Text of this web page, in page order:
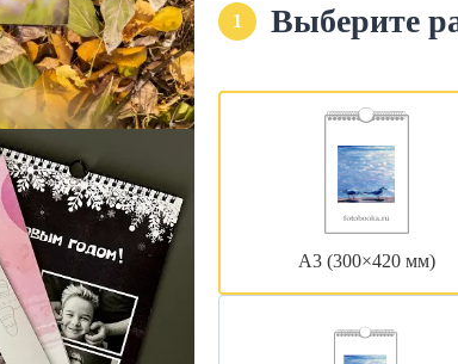
1 Выберите
А3 (300×420 мм)